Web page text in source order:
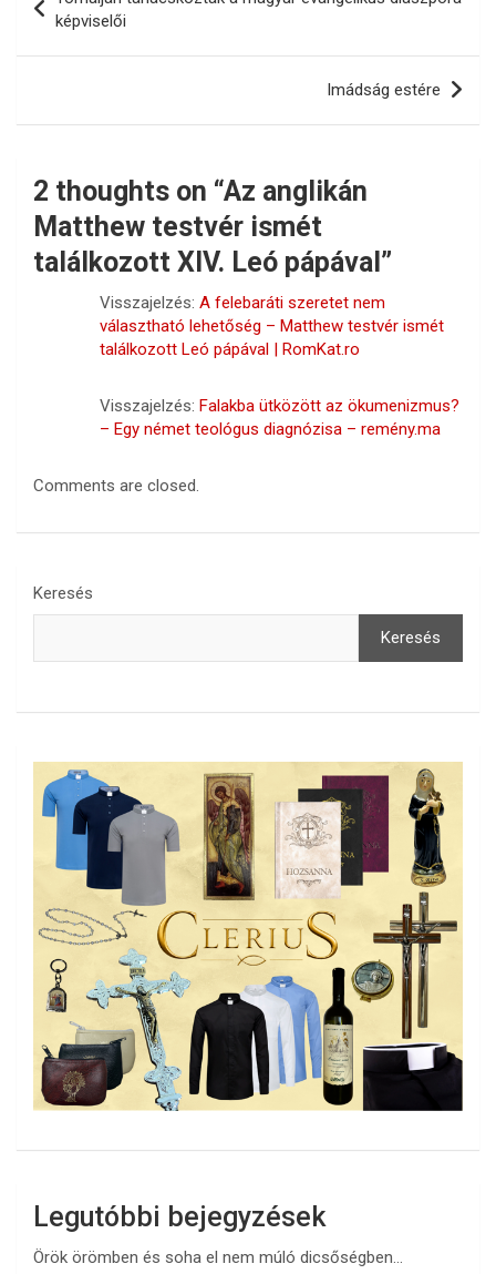
navigáció
képviselői
Imádság estére
2 thoughts on “Az anglikán
Matthew testvér ismét
találkozott XIV. Leó pápával ”
Visszajelzés: A felebaráti szeretet nem
választható lehetőség – Matthew testvér ismét
találkozott Leó pápával | RomKat.ro
Visszajelzés: Falakba ütközött az ökumenizmus?
– Egy német teológus diagnózisa – remény.ma
Comments are closed.
Keresés
Keresés
Legutóbbi bejegyzések
Örök örömben és soha el nem múló dicsőségben…